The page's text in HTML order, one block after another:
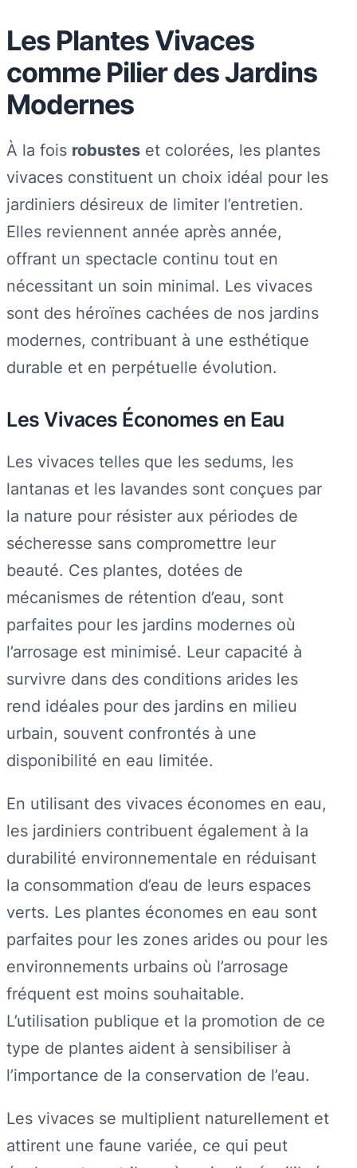
Les Plantes Vivaces
comme Pilier des Jardins
Modernes
À la fois robustes et colorées, les plantes
vivaces constituent un choix idéal pour les
jardiniers désireux de limiter l’entretien.
Elles reviennent année après année,
offrant un spectacle continu tout en
nécessitant un soin minimal. Les vivaces
sont des héroïnes cachées de nos jardins
modernes, contribuant à une esthétique
durable et en perpétuelle évolution.
Les Vivaces Économes en Eau
Les vivaces telles que les sedums, les
lantanas et les lavandes sont conçues par
la nature pour résister aux périodes de
sécheresse sans compromettre leur
beauté. Ces plantes, dotées de
mécanismes de rétention d’eau, sont
parfaites pour les jardins modernes où
l’arrosage est minimisé. Leur capacité à
survivre dans des conditions arides les
rend idéales pour des jardins en milieu
urbain, souvent confrontés à une
disponibilité en eau limitée.
En utilisant des vivaces économes en eau,
les jardiniers contribuent également à la
durabilité environnementale en réduisant
la consommation d’eau de leurs espaces
verts. Les plantes économes en eau sont
parfaites pour les zones arides ou pour les
environnements urbains où l’arrosage
fréquent est moins souhaitable.
L’utilisation publique et la promotion de ce
type de plantes aident à sensibiliser à
l’importance de la conservation de l’eau.
Les vivaces se multiplient naturellement et
attirent une faune variée, ce qui peut